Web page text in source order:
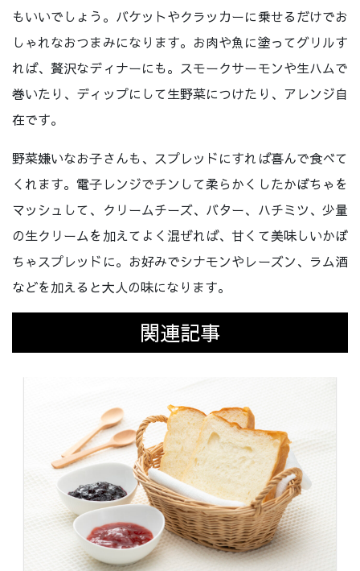
もいいでしょう。バケットやクラッカーに乗せるだけでお
しゃれなおつまみになります。お肉や魚に塗ってグリルす
れば、贅沢なディナーにも。スモークサーモンや生ハムで
巻いたり、ディップにして生野菜につけたり、アレンジ自
在です。
野菜嫌いなお子さんも、スプレッドにすれば喜んで食べて
くれます。電子レンジでチンして柔らかくしたかぼちゃを
マッシュして、クリームチーズ、バター、ハチミツ、少量
の生クリームを加えてよく混ぜれば、甘くて美味しいかぼ
ちゃスプレッドに。お好みでシナモンやレーズン、ラム酒
などを加えると大人の味になります。
関連記事